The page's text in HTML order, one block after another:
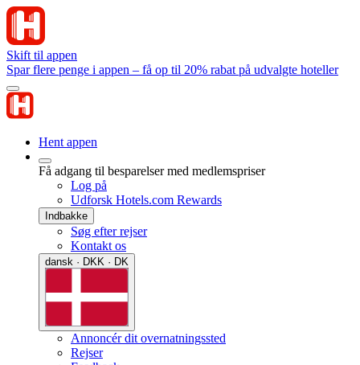
Skift til appen
Spar flere penge i appen – få op til 20% rabat på udvalgte hoteller
Hent appen
Få adgang til besparelser med medlemspriser
Log på
Udforsk Hotels.com Rewards
Indbakke
Søg efter rejser
Kontakt os
dansk · DKK · DK
Annoncér dit overnatningssted
Rejser